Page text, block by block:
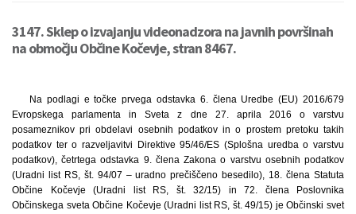
3147. Sklep o izvajanju videonadzora na javnih površinah
na območju Občine Kočevje, stran 8467.
Na podlagi e točke prvega odstavka 6. člena Uredbe (EU) 2016/679
Evropskega parlamenta in Sveta z dne 27. aprila 2016 o varstvu
posameznikov pri obdelavi osebnih podatkov in o prostem pretoku takih
podatkov ter o razveljavitvi Direktive 95/46/ES (Splošna uredba o varstvu
podatkov), četrtega odstavka 9. člena Zakona o varstvu osebnih podatkov
(Uradni list RS, št. 94/07 – uradno prečiščeno besedilo), 18. člena Statuta
Občine Kočevje (Uradni list RS, št. 32/15) in 72. člena Poslovnika
Občinskega sveta Občine Kočevje (Uradni list RS, št. 49/15) je Občinski svet